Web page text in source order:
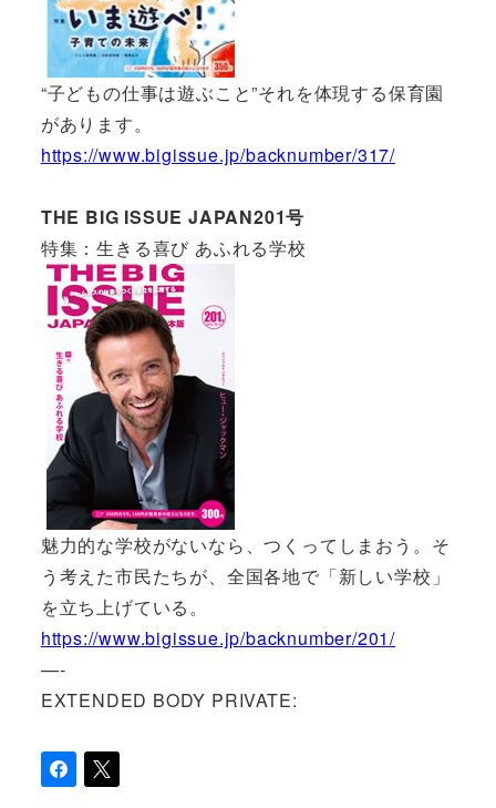
“子どもの仕事は遊ぶこと”それを体現する保育園
があります。
https://www.bigissue.jp/backnumber/317/
THE BIG ISSUE JAPAN201号
特集：生きる喜び あふれる学校
魅力的な学校がないなら、つくってしまおう。そ
う考えた市民たちが、全国各地で「新しい学校」
を立ち上げている。
https://www.bigissue.jp/backnumber/201/
—-
EXTENDED BODY PRIVATE: